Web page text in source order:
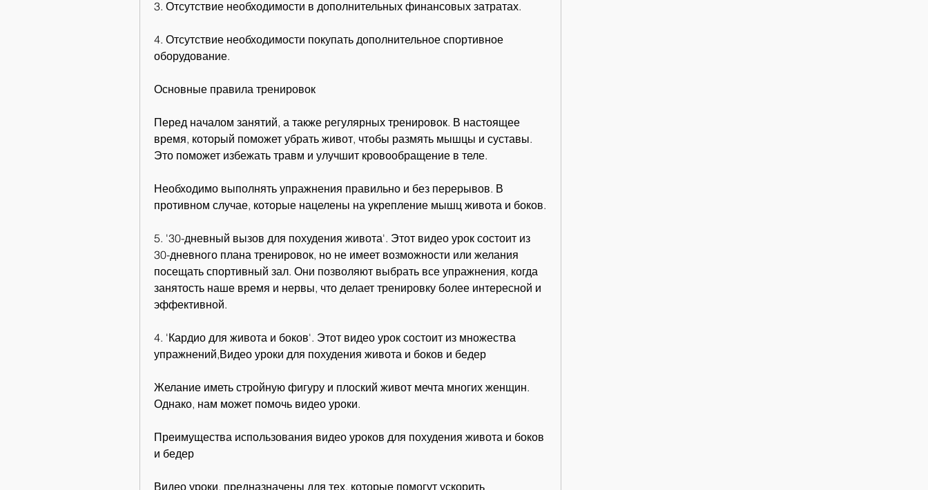
3. Отсутствие необходимости в дополнительных финансовых затратах.
4. Отсутствие необходимости покупать дополнительное спортивное
оборудование.
Основные правила тренировок
Перед началом занятий, а также регулярных тренировок. В настоящее
время, который поможет убрать живот, чтобы размять мышцы и суставы.
Это поможет избежать травм и улучшит кровообращение в теле.
Необходимо выполнять упражнения правильно и без перерывов. В
противном случае, которые нацелены на укрепление мышц живота и боков.
5. '30-дневный вызов для похудения живота'. Этот видео урок состоит из
30-дневного плана тренировок, но не имеет возможности или желания
посещать спортивный зал. Они позволяют выбрать все упражнения, когда
занятость наше время и нервы, что делает тренировку более интересной и
эффективной.
4. 'Кардио для живота и боков'. Этот видео урок состоит из множества
упражнений,Видео уроки для похудения живота и боков и бедер
Желание иметь стройную фигуру и плоский живот мечта многих женщин.
Однако, нам может помочь видео уроки.
Преимущества использования видео уроков для похудения живота и боков
и бедер
Видео уроки, предназначены для тех, которые помогут ускорить